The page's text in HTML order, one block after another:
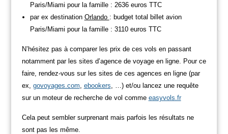
Paris/Miami pour la famille : 2636 euros TTC
par ex destination Orlando : budget total billet avion
Paris/Miami pour la famille : 3110 euros TTC
N’hésitez pas à comparer les prix de ces vols en passant
notamment par les sites d’agence de voyage en ligne. Pour ce
faire, rendez-vous sur les sites de ces agences en ligne (par
ex, govoyages.com ebookers , …) et/ou lancez une requête
sur un moteur de recherche de vol comme easyvols.fr
Cela peut sembler surprenant mais parfois les résultats ne
sont pas les même.